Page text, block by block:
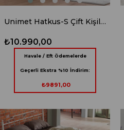
Unimet Hatkus-S Çift Kişilik Ferforje Siyah Metal Karyola
₺10.990,00
Havale / Eft Ödemelerde
Geçerli Ekstra %10 İndirim:
₺9891,00